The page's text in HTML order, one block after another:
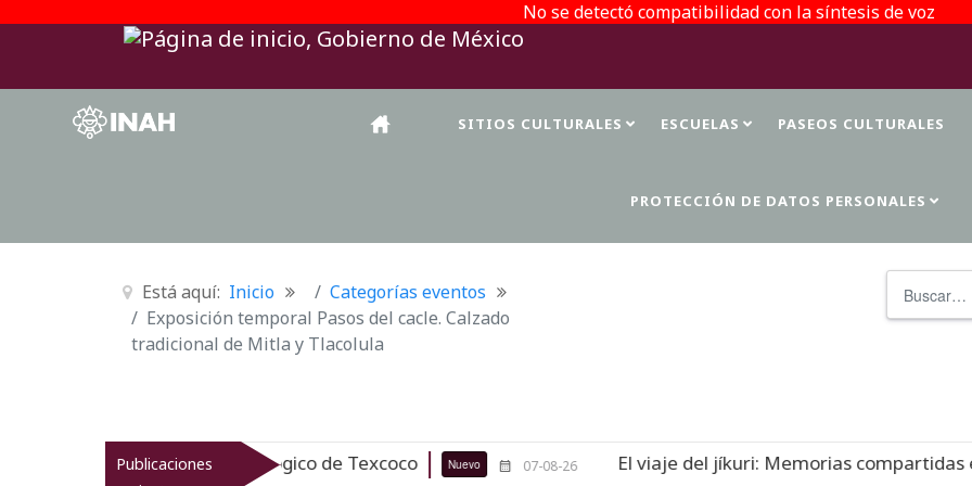
No se detectó compatibilidad con la síntesis de voz
SITIOS CULTURALES ESCUELAS PASEOS CULTURALES
PROTECCIÓN DE DATOS PERSONALES
Está aquí: Inicio
Categorías eventos
Exposición temporal Pasos del cacle. Calzado
tradicional de Mitla y Tlacolula
Publicaciones
patrimonio arqueológico de Texcoco Nuevo 07-08-26 El viaje del jíkuri: Memorias compartidas en Cueva